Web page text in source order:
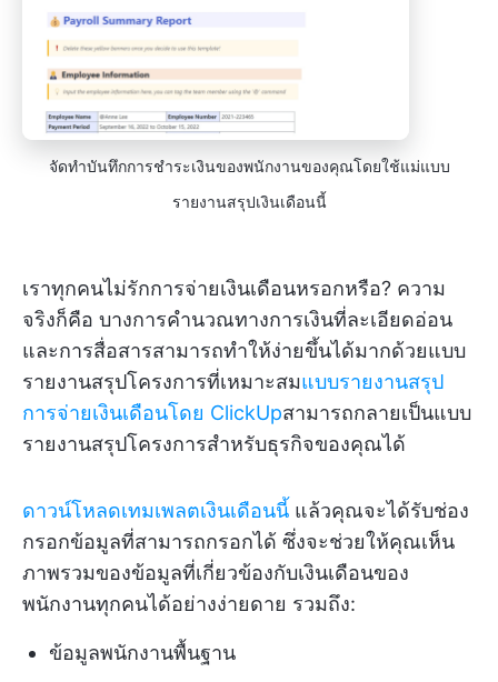
จัดทำบันทึกการชำระเงินของพนักงานของคุณโดยใช้แม่แบบ
รายงานสรุปเงินเดือนนี้
เราทุกคนไม่รักการจ่ายเงินเดือนหรอกหรือ? ความ
จริงก็คือ บางการคำนวณทางการเงินที่ละเอียดอ่อน
และการสื่อสารสามารถทำให้ง่ายขึ้นได้มากด้วยแบบ
รายงานสรุปโครงการที่เหมาะสมแบบรายงานสรุป
การจ่ายเงินเดือนโดย ClickUpสามารถกลายเป็นแบบ
รายงานสรุปโครงการสำหรับธุรกิจของคุณได้
ดาวน์โหลดเทมเพลตเงินเดือนนี้ แล้วคุณจะได้รับช่อง
กรอกข้อมูลที่สามารถกรอกได้ ซึ่งจะช่วยให้คุณเห็น
ภาพรวมของข้อมูลที่เกี่ยวข้องกับเงินเดือนของ
พนักงานทุกคนได้อย่างง่ายดาย รวมถึง:
ข้อมูลพนักงานพื้นฐาน